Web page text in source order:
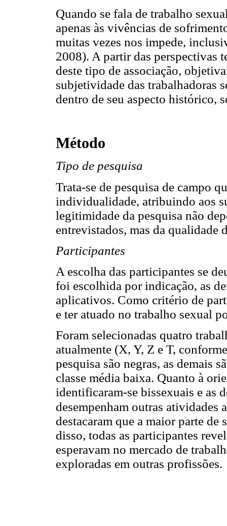
Quando se fala de trabalho
apenas às vivências de
muitas vezes nos impede,
2008). A partir das perspectivas
deste tipo de associação,
subjetividade das trabalhadoras
dentro de seu aspecto histórico,
Método
Tipo de pesquisa
Trata-se de pesquisa de campo
individualidade, atribuindo aos
legitimidade da pesquisa não
entrevistados, mas da qualidade
Participantes
A escolha das participantes se
foi escolhida por indicação, as
aplicativos. Como critério de
e ter atuado no trabalho sexual
Foram selecionadas quatro
atualmente (X, Y, Z e T,
pesquisa são negras, as demais
classe média baixa. Quanto à
identificaram-se bissexuais e as
desempenham outras atividades
destacaram que a maior parte
disso, todas as participantes
esperavam no mercado de
exploradas em outras profissões.